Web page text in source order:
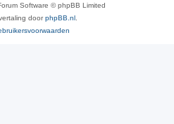
Software © phpBB Limited
doorphpBB.nl